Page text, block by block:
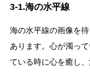
3-1.海の水平線
海の水平線の画像を
あります。心が濁っ
ている時に心を癒し